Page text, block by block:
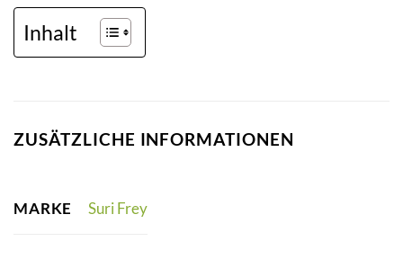
Inhalt
ZUSÄTZLICHE INFORMATIONEN
MARKE Suri Frey